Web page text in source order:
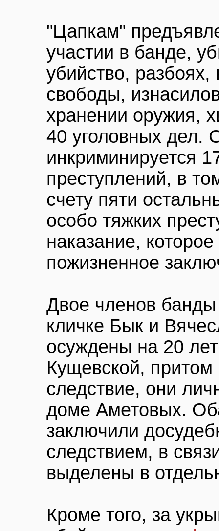
"Цапкам"
участии в банде,
убийство,
свободы,
хранении оружия,
40 уголовных дел.
инкриминируется
преступлений, в
счету пяти
особо тяжких
наказание,
пожизненное
Двое членов
кличке Бык и
осуждены на 20
Кущевской, притом
следствие, они
доме Аметовых.
заключили
следствием, в
выделены в
Кроме того, за